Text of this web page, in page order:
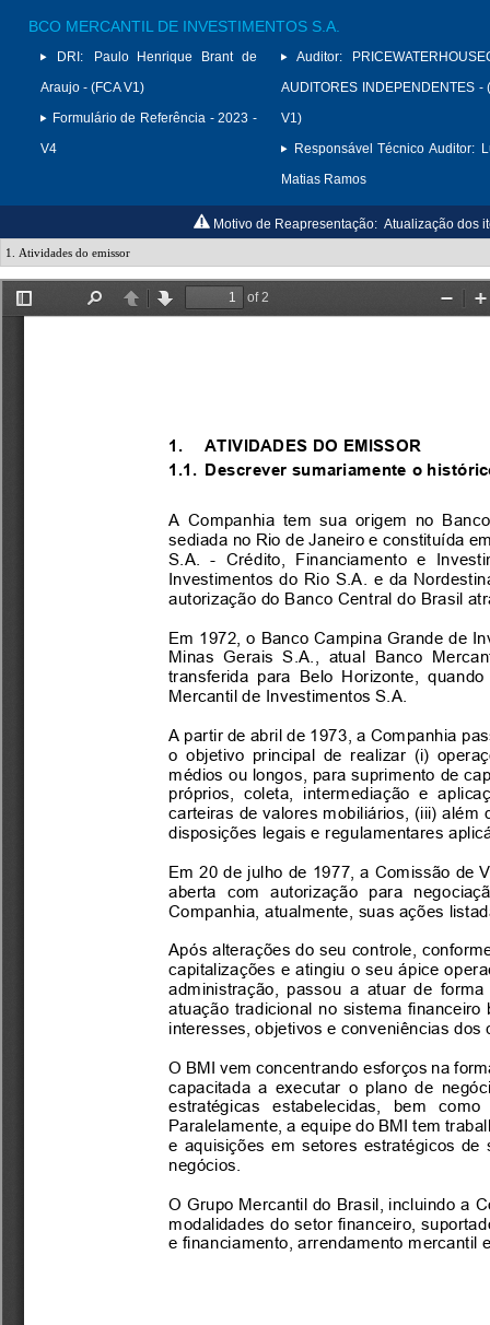
BCO MERCANTIL DE INVESTIMENTOS S.A.
DRI:
Paulo Henrique Brant de
Araujo - (FCA V1)
Formulário de Referência - 2023 -
V4
Auditor:
AUDITORES INDEPENDENTES -
V1)
Responsável Técnico Auditor:
Matias Ramos
Motivo de Reapresentação: Atualização dos